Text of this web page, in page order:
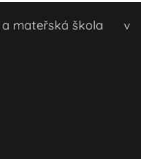
a mateřská škola v